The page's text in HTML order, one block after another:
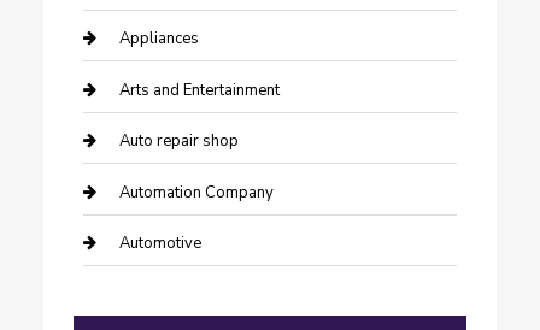
Appliances
Arts and Entertainment
Auto repair shop
Automation Company
Automotive